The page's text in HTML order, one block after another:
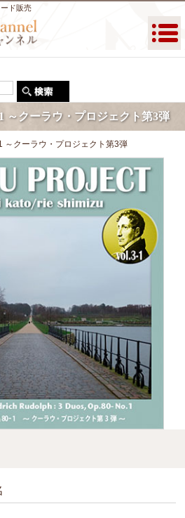
ド販売
～クーラウ・プロジェクト第3弾
～クーラウ・プロジェクト第3弾